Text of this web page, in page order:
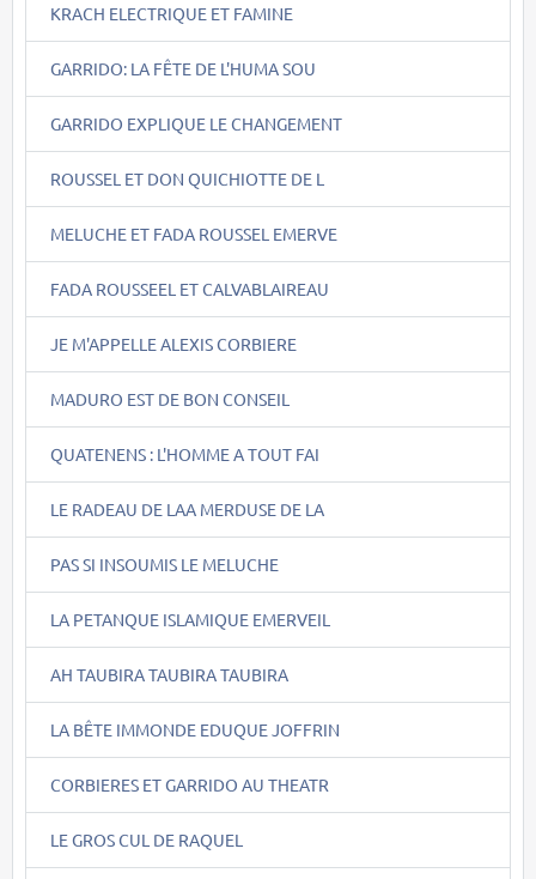
KRACH ELECTRIQUE ET FAMINE
GARRIDO: LA FÊTE DE L'HUMA SOU
GARRIDO EXPLIQUE LE CHANGEMENT
ROUSSEL ET DON QUICHIOTTE DE L
MELUCHE ET FADA ROUSSEL EMERVE
FADA ROUSSEEL ET CALVABLAIREAU
JE M'APPELLE ALEXIS CORBIERE
MADURO EST DE BON CONSEIL
QUATENENS : L'HOMME A TOUT FAI
LE RADEAU DE LAA MERDUSE DE LA
PAS SI INSOUMIS LE MELUCHE
LA PETANQUE ISLAMIQUE EMERVEIL
AH TAUBIRA TAUBIRA TAUBIRA
LA BÊTE IMMONDE EDUQUE JOFFRIN
CORBIERES ET GARRIDO AU THEATR
LE GROS CUL DE RAQUEL